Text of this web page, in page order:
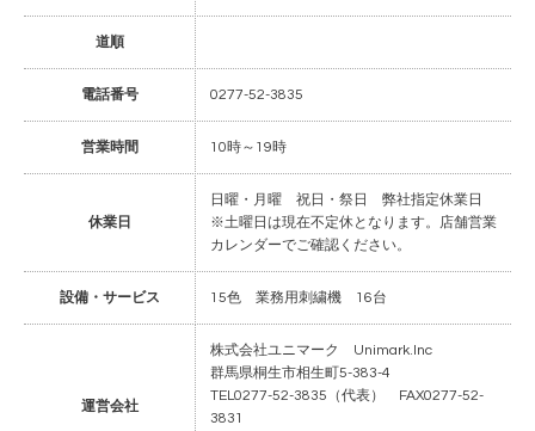
道順
電話番号 0277-52-3835
営業時間 10時～19時
休業日
日曜・月曜 祝日・祭日 弊社指定休業日
※土曜日は現在不定休となります。店舗営業
カレンダーでご確認ください。
設備・サービス 15色 業務用刺繍機 16台
運営会社
株式会社ユニマーク Unimark.Inc
群馬県桐生市相生町5-383-4
TEL0277-52-3835（代表） FAX0277-52-
3831